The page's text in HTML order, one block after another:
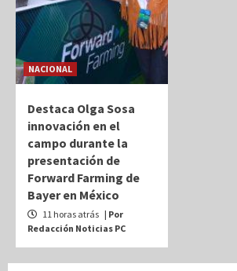
NACIONAL
Destaca Olga Sosa
innovación en el
campo durante la
presentación de
Forward Farming de
Bayer en México
11 horas atrás | Por
Redacción Noticias PC